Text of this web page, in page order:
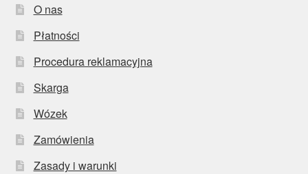
O nas
Płatności
Procedura reklamacyjna
Skarga
Wózek
Zamówienia
Zasady i warunki